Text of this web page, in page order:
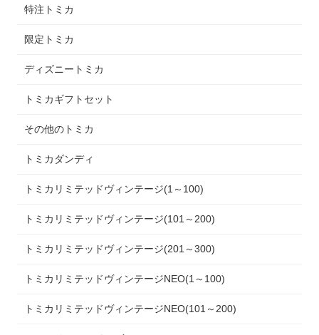
特注トミカ
限定トミカ
ディズニートミカ
トミカギフトセット
その他のトミカ
トミカダンディ
トミカリミテッドヴィンテージ(1～100)
トミカリミテッドヴィンテージ(101～200)
トミカリミテッドヴィンテージ(201～300)
トミカリミテッドヴィンテージNEO(1～100)
トミカリミテッドヴィンテージNEO(101～200)